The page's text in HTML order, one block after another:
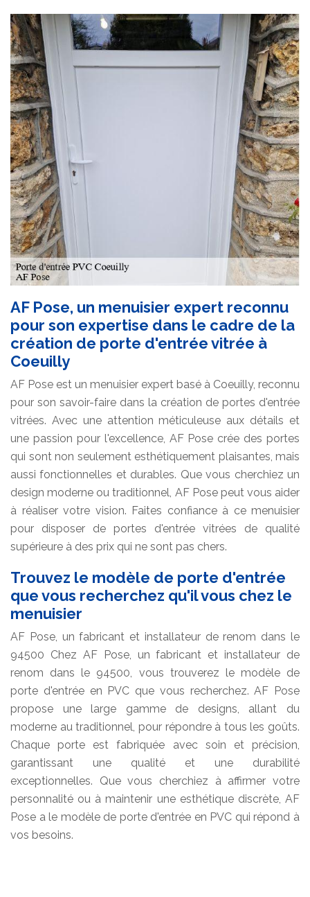
AF Pose, un menuisier expert reconnu
pour son expertise dans le cadre de la
création de porte d'entrée vitrée à
Coeuilly
AF Pose est un menuisier expert basé à Coeuilly, reconnu
pour son savoir-faire dans la création de portes d'entrée
vitrées. Avec une attention méticuleuse aux détails et
une passion pour l'excellence, AF Pose crée des portes
qui sont non seulement esthétiquement plaisantes, mais
aussi fonctionnelles et durables. Que vous cherchiez un
design moderne ou traditionnel, AF Pose peut vous aider
à réaliser votre vision. Faites confiance à ce menuisier
pour disposer de portes d'entrée vitrées de qualité
supérieure à des prix qui ne sont pas chers.
Trouvez le modèle de porte d'entrée
que vous recherchez qu'il vous chez le
menuisier
AF Pose, un fabricant et installateur de renom dans le
94500 Chez AF Pose, un fabricant et installateur de
renom dans le 94500, vous trouverez le modèle de
porte d'entrée en PVC que vous recherchez. AF Pose
propose une large gamme de designs, allant du
moderne au traditionnel, pour répondre à tous les goûts.
Chaque porte est fabriquée avec soin et précision,
garantissant une qualité et une durabilité
exceptionnelles. Que vous cherchiez à affirmer votre
personnalité ou à maintenir une esthétique discrète, AF
Pose a le modèle de porte d'entrée en PVC qui répond à
vos besoins.